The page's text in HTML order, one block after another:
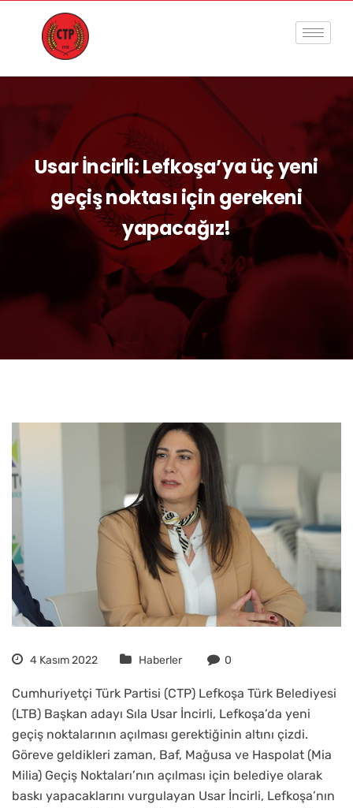
Usar İncirli: Lefkoşa’ya üç yeni
geçiş noktası için gerekeni
yapacağız!
4 Kasım 2022 Haberler 0
Cumhuriyetçi Türk Partisi (CTP) Lefkoşa Türk Belediyesi
(LTB) Başkan adayı Sıla Usar İncirli, Lefkoşa’da yeni
geçiş noktalarının açılması gerektiğinin altını çizdi.
Göreve geldikleri zaman, Baf, Mağusa ve Haspolat (Mia
Milia) Geçiş Noktaları’nın açılması için belediye olarak
baskı yapacaklarını vurgulayan Usar İncirli, Lefkoşa’nın